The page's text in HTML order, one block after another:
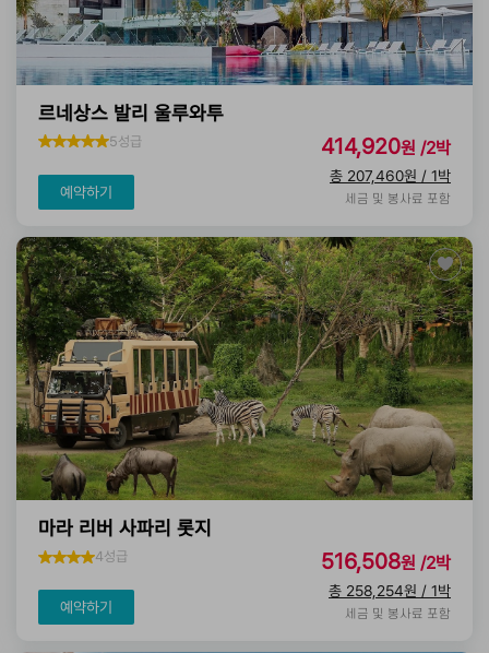
르네상스 발리 울루와투
5성급
예약하기
414,920원 /2박
총 207,460원 / 1박
세금 및 봉사료 포함
마라 리버 사파리 롯지
4성급
예약하기
516,508원 /2박
총 258,254원 / 1박
세금 및 봉사료 포함